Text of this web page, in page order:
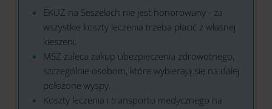
EKUZ na Seszelach nie jest honorowany - za
wszystkie koszty leczenia trzeba płacić z własnej
kieszeni.
MSZ zaleca zakup ubezpieczenia zdrowotnego,
szczególnie osobom, które wybierają się na dalej
położone wyspy.
Koszty leczenia i transportu medycznego na